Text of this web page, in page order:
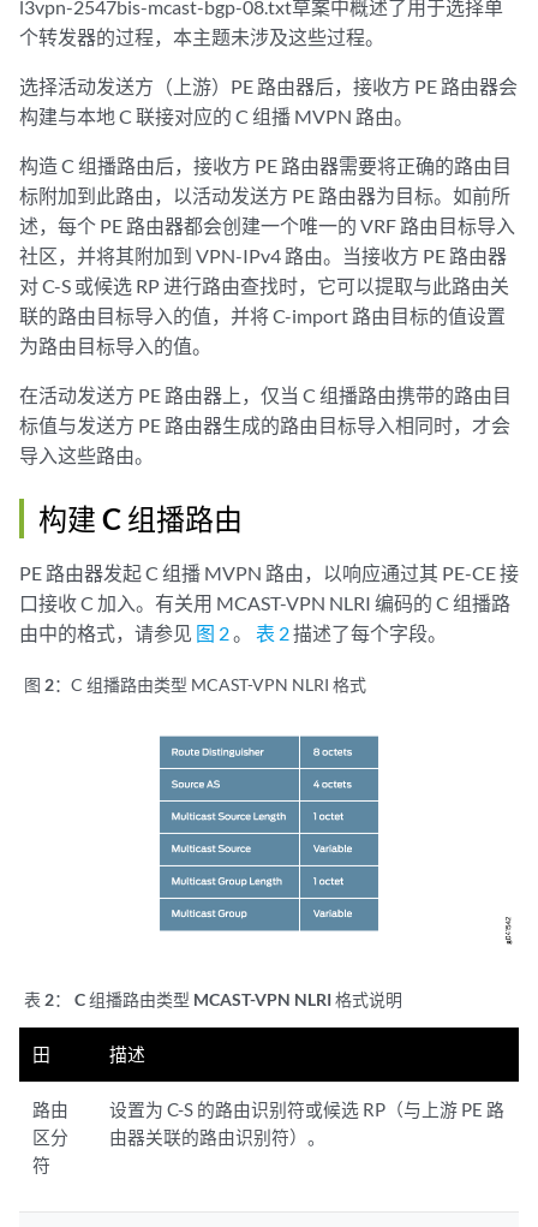
l3vpn-2547bis-mcast-bgp-08.txt草案中概述了用于选择单
个转发器的过程，本主题未涉及这些过程。
选择活动发送方（上游）PE 路由器后，接收方 PE 路由器会
构建与本地 C 联接对应的 C 组播 MVPN 路由。
构造 C 组播路由后，接收方 PE 路由器需要将正确的路由目
标附加到此路由，以活动发送方 PE 路由器为目标。如前所
述，每个 PE 路由器都会创建一个唯一的 VRF 路由目标导入
社区，并将其附加到 VPN-IPv4 路由。当接收方 PE 路由器
对 C-S 或候选 RP 进行路由查找时，它可以提取与此路由关
联的路由目标导入的值，并将 C-import 路由目标的值设置
为路由目标导入的值。
在活动发送方 PE 路由器上，仅当 C 组播路由携带的路由目
标值与发送方 PE 路由器生成的路由目标导入相同时，才会
导入这些路由。
构建 C 组播路由
PE 路由器发起 C 组播 MVPN 路由，以响应通过其 PE-CE 接
口接收 C 加入。有关用 MCAST-VPN NLRI 编码的 C 组播路
由中的格式，请参见 图 2。 表 2描述了每个字段。
图 2： C 组播路由类型 MCAST-VPN NLRI 格式
表 2： C 组播路由类型 MCAST-VPN NLRI 格式说明
田 描述
路由
区分
符
设置为 C-S 的路由识别符或候选 RP（与上游 PE 路
由器关联的路由识别符）。